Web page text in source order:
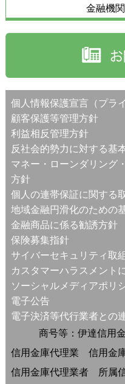
金融機
個人情報保護宣言（プラ
顧客保護等管理方針
利益相反管理方針
反社会的勢力に対する基
マネー・ローンダリング
方針
個人の連帯保証に関する
地域金融円滑化のための
金融商品に係る勧誘方針
保険募集指針
サイバーセキュリティ取
カスタマーハラスメント
ソーシャルメディアポリ
電子公告
電子決済等代行業者との
商号等：伊達信用
信用金庫代理業 信用金
信用金庫代理業者 所属